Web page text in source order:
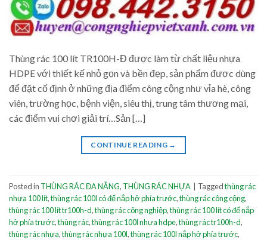
Thùng rác 100 lít TR100H-Đ được làm từ chất liệu nhựa
HDPE với thiết kế nhỏ gọn và bền đẹp, sản phẩm được dùng
để đặt cố định ở những địa điểm công cộng như vỉa hè, công
viên, trường học, bệnh viện, siêu thị, trung tâm thương mại,
các điểm vui chơi giải trí…Sản […]
CONTINUE READING →
Posted in THÙNG RÁC ĐA NĂNG, THÙNG RÁC NHỰA Taggedthùng rác
nhựa 100 lít,thùng rác 100l có đế nắp hở phía trước,thùng rác công cộng,
thùng rác 100 lít tr100h-d,thùng rác công nghiệp,thùng rác 100 lít có đế nắp
hở phía trước,thùng rác,thùng rác 100l nhựa hdpe,thùng rác tr100h-d,
thùng rác nhựa,thùng rác nhựa 100l,thùng rác 100l nắp hở phía trước,